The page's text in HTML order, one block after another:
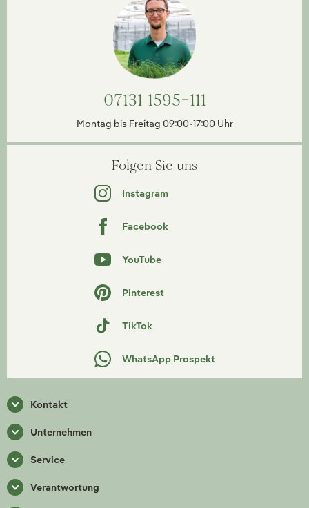
07131 1595-111
Montag bis Freitag 09:00-17:00 Uhr
Folgen Sie uns
Instagram
Facebook
YouTube
Pinterest
TikTok
WhatsApp Prospekt
Kontakt
Unternehmen
Service
Verantwortung